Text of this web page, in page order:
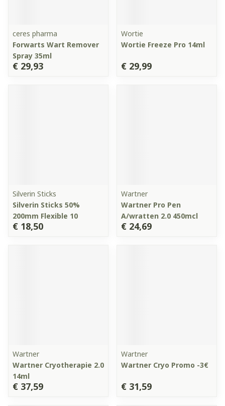
ceres pharma
Forwarts Wart Remover
Spray 35ml
€ 29,93
Wortie
Wortie Freeze Pro 14ml
€ 29,99
Silverin Sticks
Silverin Sticks 50%
200mm Flexible 10
€ 18,50
Wartner
Wartner Pro Pen
A/wratten 2.0 450mcl
€ 24,69
Wartner
Wartner Cryotherapie 2.0
14ml
€ 37,59
Wartner
Wartner Cryo Promo -3€
€ 31,59